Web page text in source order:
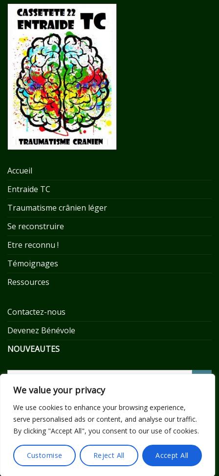
We value your privacy
We use cookies to enhance your browsing experience,
serve personalised ads or content, and analyse our traffic.
By clicking "Accept All", you consent to our use of cookies.
Customise Reject All Accept All
Accueil
Entraide TC
Traumatisme crânien léger
Se reconstruire
Etre reconnu !
Témoignages
Ressources
Contactez-nous
Devenez Bénévole
NOUVEAUTES
ACCUEIL ENTRAIDE TC
TRAUMATISME CRÂNIEN LÉGER
SE RECONSTRUIRE
ETRE RECONNU !
TÉMOIGNAGES
Copyright 2026 © Cassetete22 - Entraide TC. FRANCE
|
Mentions légales|Réalisation Toile bleue